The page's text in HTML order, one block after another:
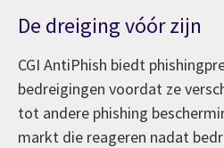
De dreiging vóór zijn
CGI AntiPhish biedt
bedreigingen voordat ze
tot andere phishing
markt die reageren nadat